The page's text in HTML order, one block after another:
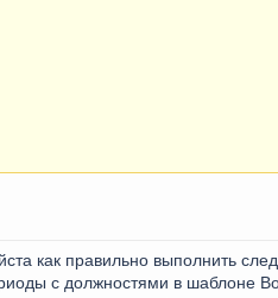
как правильно выполнить
с должностями в шаблоне